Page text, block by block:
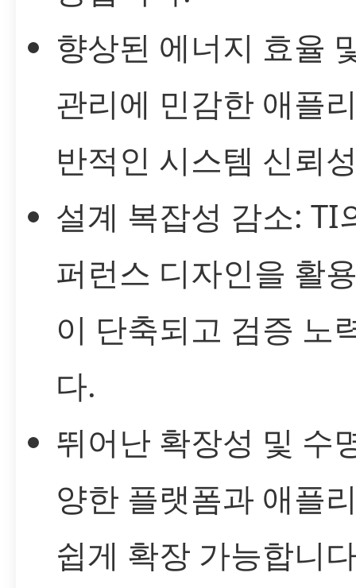
향상된 에너지 효율
관리에 민감한 애플
반적인 시스템 신뢰
설계 복잡성 감소: TI
퍼런스 디자인을 활
이 단축되고 검증 노
다.
뛰어난 확장성 및 수
양한 플랫폼과 애플
쉽게 확장 가능합니